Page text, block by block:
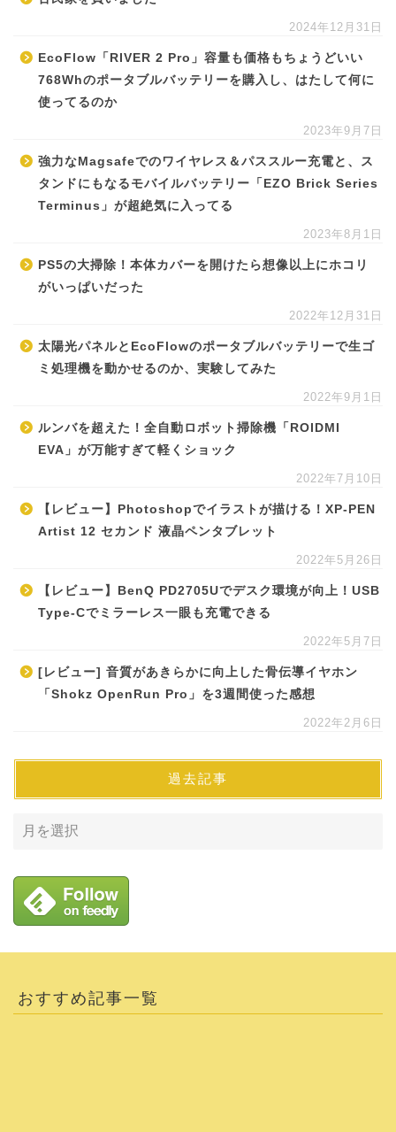
2024年12月31日
EcoFlow「RIVER 2 Pro」容量も価格もちょうどいい
768Whのポータブルバッテリーを購入し、はたして何に
使ってるのか
2023年9月7日
強力なMagsafeでのワイヤレス＆パススルー充電と、ス
タンドにもなるモバイルバッテリー「EZO Brick Series
Terminus」が超絶気に入ってる
2023年8月1日
PS5の大掃除！本体カバーを開けたら想像以上にホコリ
がいっぱいだった
2022年12月31日
太陽光パネルとEcoFlowのポータブルバッテリーで生ゴ
ミ処理機を動かせるのか、実験してみた
2022年9月1日
ルンバを超えた！全自動ロボット掃除機「ROIDMI
EVA」が万能すぎて軽くショック
2022年7月10日
【レビュー】Photoshopでイラストが描ける！XP-PEN
Artist 12 セカンド 液晶ペンタブレット
2022年5月26日
【レビュー】BenQ PD2705Uでデスク環境が向上！USB
Type-Cでミラーレス一眼も充電できる
2022年5月7日
[レビュー] 音質があきらかに向上した骨伝導イヤホン
「Shokz OpenRun Pro」を3週間使った感想
2022年2月6日
過去記事
おすすめ記事一覧